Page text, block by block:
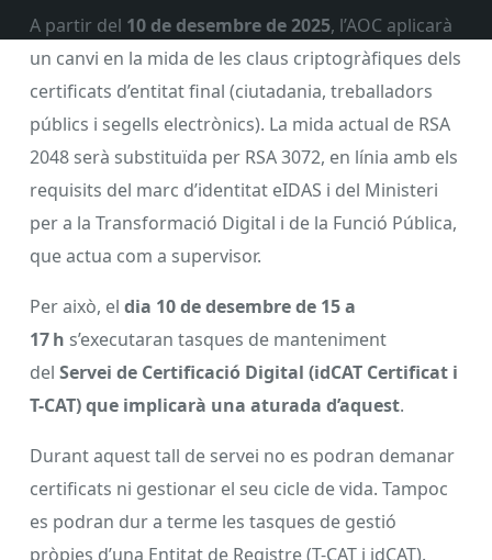
A partir del 10 de desembre de 2025, l’AOC aplicarà
un canvi en la mida de les claus criptogràfiques dels
certificats d’entitat final (ciutadania, treballadors
públics i segells electrònics). La mida actual de RSA
2048 serà substituïda per RSA 3072, en línia amb els
requisits del marc d’identitat eIDAS i del Ministeri
per a la Transformació Digital i de la Funció Pública,
que actua com a supervisor.
Per això, el dia 10 de desembre de 15 a
17 h s’executaran tasques de manteniment
del Servei de Certificació Digital (idCAT Certificat i
T-CAT) que implicarà una aturada d’aquest.
Durant aquest tall de servei no es podran demanar
certificats ni gestionar el seu cicle de vida. Tampoc
es podran dur a terme les tasques de gestió
pròpies d’una Entitat de Registre (T-CAT i idCAT).